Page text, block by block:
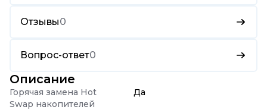
Отзывы0
Вопрос-ответ0
Описание
Горячая замена Hot
Swap накопителей
Да